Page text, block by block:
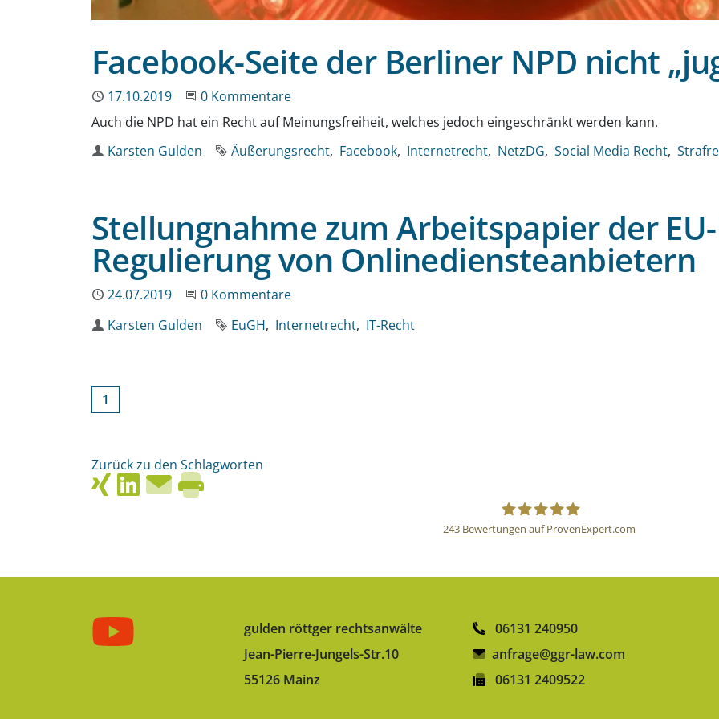
Facebook-Seite der Berliner NPD nicht
Publiziert
17.10.2019 Beginne eine Unterhaltung
0 Kommentare
Auch die NPD hat ein Recht auf Meinungsfreiheit, welches jedoch eingeschränkt werden kann.
Autor
Karsten Gulden Schlagworte
Äußerungsrecht Facebook Internetrecht NetzDG Social Media Recht
Stellungnahme zum Arbeitspapier der
Regulierung von Onlinediensteanbietern
Publiziert
24.07.2019 Beginne eine Unterhaltung
0 Kommentare
Autor
Karsten Gulden Schlagworte
EuGH Internetrecht IT-Recht
1
Zurück zu den Schlagworten
243 Bewertungen auf ProvenExpert.com
gulden röttger rechtsanwälte
Jean-Pierre-Jungels-Str.10
55126 Mainz
06131 240950
anfrage@ggr-law.com
06131 2409522